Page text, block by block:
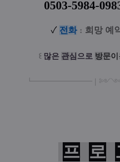
0503-5984-
✓ 전화 : 희망 예
꒰ 많은 관심 으로 방문이
┗━━━━━━━━
프 로